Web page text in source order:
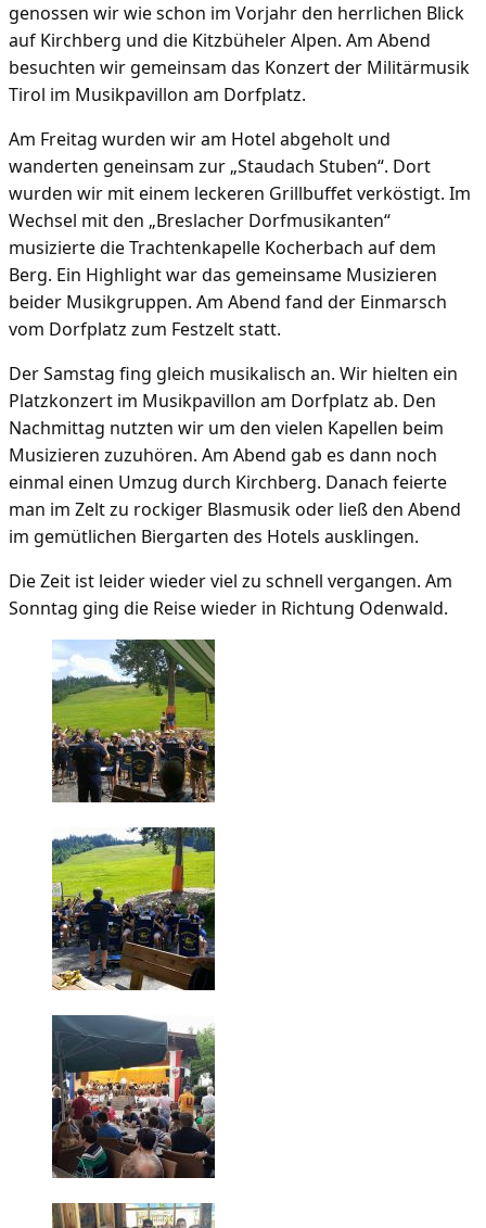
genossen wir wie schon im Vorjahr den herrlichen Blick
auf Kirchberg und die Kitzbüheler Alpen. Am Abend
besuchten wir gemeinsam das Konzert der Militärmusik
Tirol im Musikpavillon am Dorfplatz.
Am Freitag wurden wir am Hotel abgeholt und
wanderten geneinsam zur „Staudach Stuben“. Dort
wurden wir mit einem leckeren Grillbuffet verköstigt. Im
Wechsel mit den „Breslacher Dorfmusikanten“
musizierte die Trachtenkapelle Kocherbach auf dem
Berg. Ein Highlight war das gemeinsame Musizieren
beider Musikgruppen. Am Abend fand der Einmarsch
vom Dorfplatz zum Festzelt statt.
Der Samstag fing gleich musikalisch an. Wir hielten ein
Platzkonzert im Musikpavillon am Dorfplatz ab. Den
Nachmittag nutzten wir um den vielen Kapellen beim
Musizieren zuzuhören. Am Abend gab es dann noch
einmal einen Umzug durch Kirchberg. Danach feierte
man im Zelt zu rockiger Blasmusik oder ließ den Abend
im gemütlichen Biergarten des Hotels ausklingen.
Die Zeit ist leider wieder viel zu schnell vergangen. Am
Sonntag ging die Reise wieder in Richtung Odenwald.